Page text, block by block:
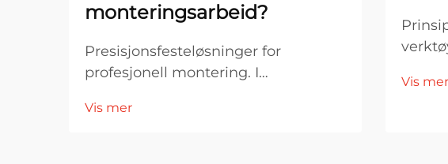
monteringsarbeid?
Presisjonsfesteløsninger for
profesjonell montering. I
verktøyets ytelse direkte knyttet til
Vis mer
Vis mer